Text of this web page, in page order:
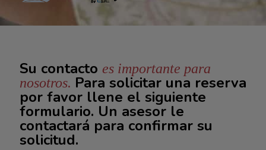
Su contacto es importante para
nosotros. Para solicitar una reserva
por favor llene el siguiente
formulario. Un asesor le
contactará para confirmar su
solicitud.